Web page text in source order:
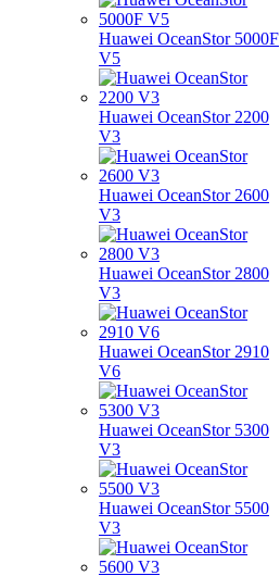
Huawei OceanStor 5000F
V5
Huawei OceanStor 2200
V3
Huawei OceanStor 2600
V3
Huawei OceanStor 2800
V3
Huawei OceanStor 2910
V6
Huawei OceanStor 5300
V3
Huawei OceanStor 5500
V3